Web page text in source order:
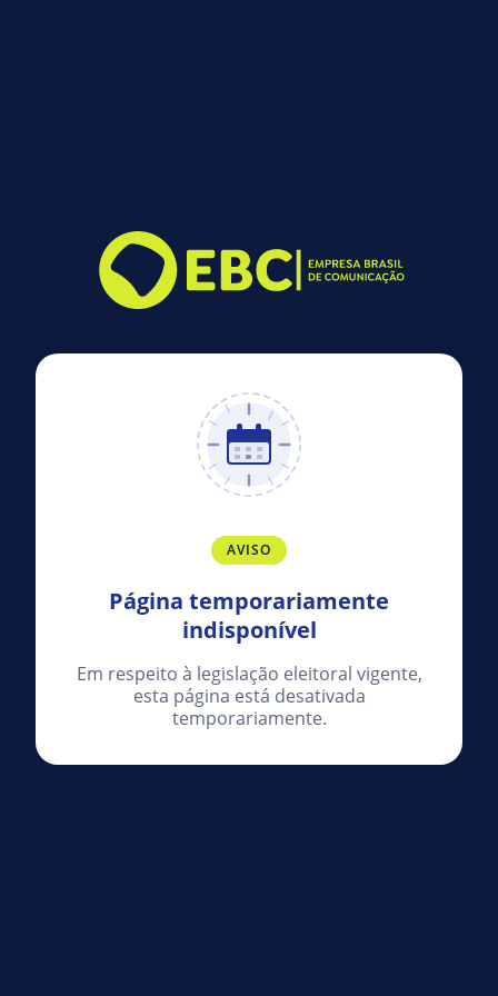
AVISO
Página temporariamente
indisponível
Em respeito à legislação eleitoral vigente,
esta página está desativada
temporariamente.